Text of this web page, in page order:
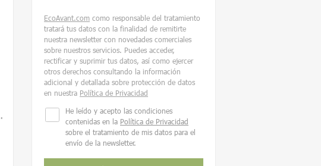
.
EcoAvant.com como responsable del tratamiento
tratará tus datos con la finalidad de remitirte
nuestra newsletter con novedades comerciales
sobre nuestros servicios. Puedes acceder,
rectificar y suprimir tus datos, así como ejercer
otros derechos consultando la información
adicional y detallada sobre protección de datos
en nuestra Política de Privacidad
He leído y acepto las condiciones
contenidas en la Política de Privacidad
sobre el tratamiento de mis datos para el
envío de la newsletter.